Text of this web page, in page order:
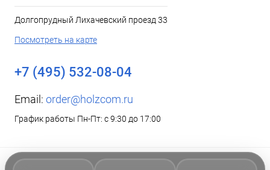
Долгопрудный Лихачевский проезд 33
Посмотреть на карте
+7 (495) 532-08-04
Email: order@holzcom.ru
График работы Пн-Пт: с 9:30 до 17:00